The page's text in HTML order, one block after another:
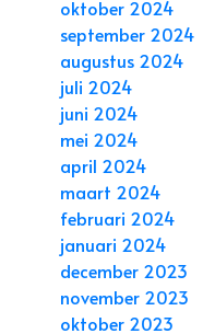
oktober 2024
september 2024
augustus 2024
juli 2024
juni 2024
mei 2024
april 2024
maart 2024
februari 2024
januari 2024
december 2023
november 2023
oktober 2023